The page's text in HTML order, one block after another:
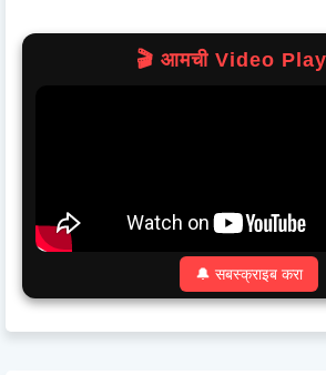
🎬 आमची Video
🔔 सबस्क्राइब करा